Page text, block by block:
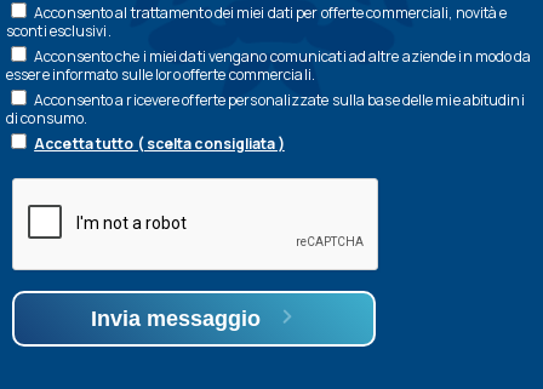
Acconsento al trattamento dei miei dati per offerte commerciali, novità e
sconti esclusivi.
Acconsento che i miei dati vengano comunicati ad altre aziende in modo da
essere informato sulle loro offerte commerciali.
Acconsento a ricevere offerte personalizzate sulla base delle mie abitudini
di consumo.
Accetta tutto ( scelta consigliata )
Invia messaggio